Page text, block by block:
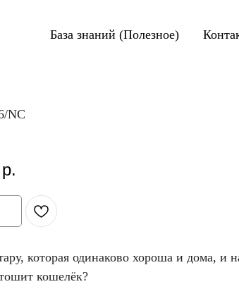
База знаний (Полезное)
NC
р.
которая одинаково хороша и дома, и
кошелёк?